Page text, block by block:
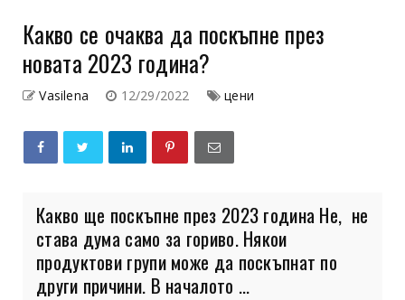
Какво се очаква да поскъпне през
новата 2023 година?
Vasilena 12/29/2022 цени
Какво ще поскъпне през 2023 година Не, не
става дума само за гориво. Някои
продуктови групи може да поскъпнат по
други причини. В началото ...